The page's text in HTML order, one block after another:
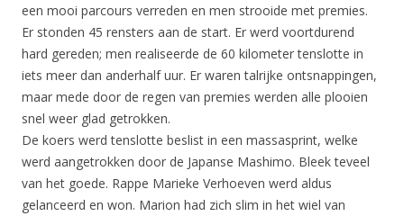
een mooi parcours verreden en men strooide met premies.
Er stonden 45 rensters aan de start. Er werd voortdurend
hard gereden; men realiseerde de 60 kilometer tenslotte in
iets meer dan anderhalf uur. Er waren talrijke ontsnappingen,
maar mede door de regen van premies werden alle plooien
snel weer glad getrokken.
De koers werd tenslotte beslist in een massasprint, welke
werd aangetrokken door de Japanse Mashimo. Bleek teveel
van het goede. Rappe Marieke Verhoeven werd aldus
gelanceerd en won. Marion had zich slim in het wiel van